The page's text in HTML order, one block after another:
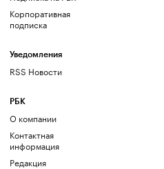
Корпоративная
подписка
Уведомления
RSS Новости
РБК
О компании
Контактная
информация
Редакция